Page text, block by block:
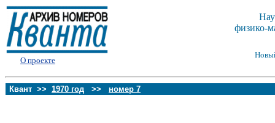
О проекте
физико-
Квант >> 1970 год >> номер 7